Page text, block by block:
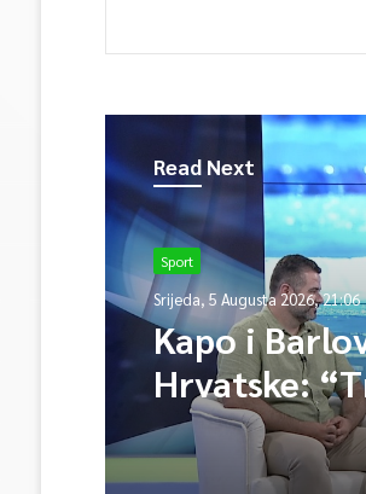
Read Next
Sport
Srijeda, 5 Augusta 2026, 21:06
Kapo i
Hrvatske:
Vjerovali